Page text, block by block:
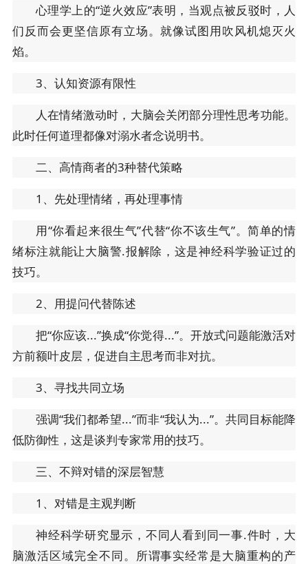
心理学上的“逆火效应”表明，当观点被反驳时，人
们反而会更坚信原有立场。就像试图用吹风机熄灭火
焰。
3、认知资源有限性
人在情绪激动时，大脑会关闭部分理性思考功能。
此时任何道理都像对溺水者念说明书。
二、高情商者的3种替代策略
1、先处理情绪，再处理事情
用“你看起来很生气”代替“你不该生气”。简单的情
绪标注就能让大脑警.报解除，这是神经科学验证过的
技巧。
2、用提问代替陈述
把“你应该...”换成“你觉得...”。开放式问题能激活对
方前额叶皮层，促进自主思考而非对抗。
3、寻找共同立场
强调“我们都希望...”而非“我认为...”。共同目标能降
低防御性，这是谈判专家常用的技巧。
三、不辩对错的深层智慧
1、对错是主观判断
神经科学研究显示，不同人看到同一事.件时，大
脑激活区域完全不同。所谓事实经常是大脑重构的产